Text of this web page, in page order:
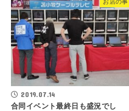
お店の事
2019.07.14
合同イベント最終日も盛況でし